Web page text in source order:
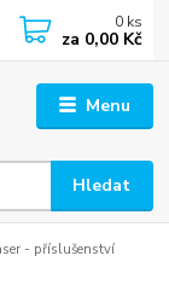
Menu
Hledat
0 ks
za 0,00 Kč
- příslušenství